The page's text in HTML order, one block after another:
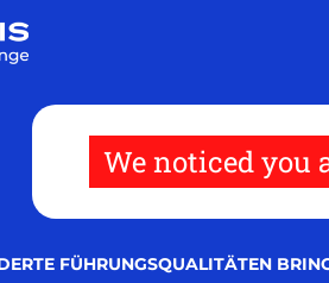
We noticed you
FÜHRUNGSQUALITÄTEN